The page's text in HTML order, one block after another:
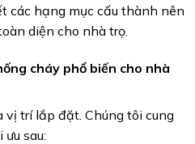
các hạng mục cấu thành nên
diện cho nhà trọ.
cháy phổ biến cho nhà
vị trí lắp đặt. Chúng tôi cung
sau: